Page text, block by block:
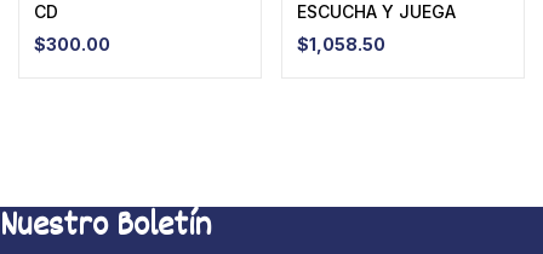
CD
$300.00
ESCUCHA Y JUEGA
$1,058.50
Nuestro Boletín